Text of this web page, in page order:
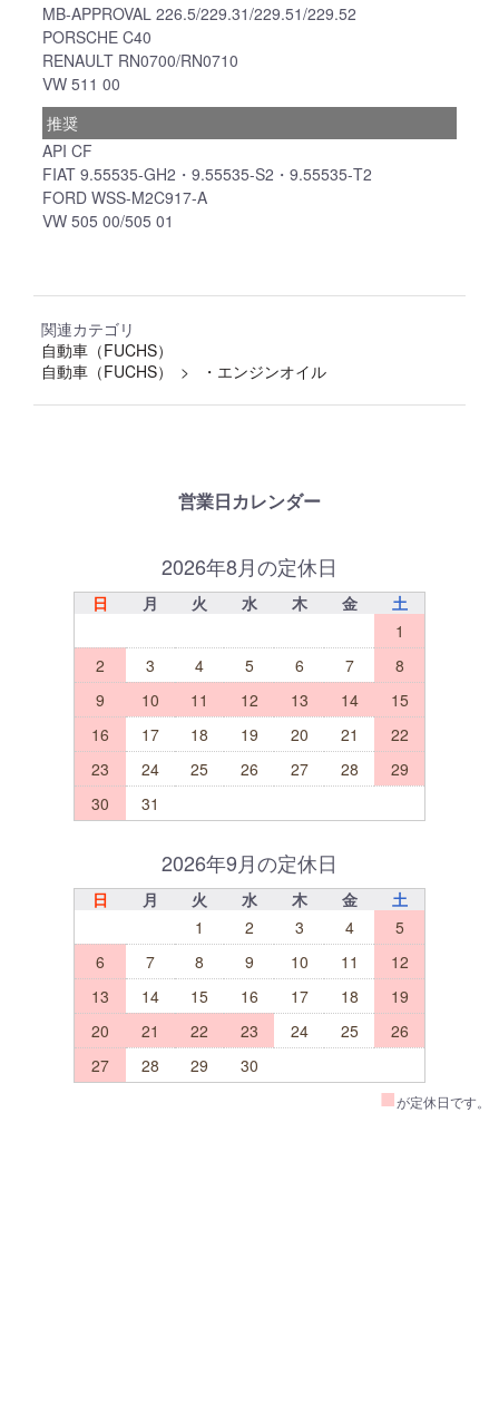
MB-APPROVAL 226.5/229.31/229.51/229.52
PORSCHE C40
RENAULT RN0700/RN0710
VW 511 00
推奨
API CF
FIAT 9.55535-GH2・9.55535-S2・9.55535-T2
FORD WSS-M2C917-A
VW 505 00/505 01
関連カテゴリ
自動車（FUCHS）
自動車（FUCHS）
・エンジンオイル
営業日カレンダー
2026年8月の定休日
日 月 火 水 木 金
土
1
2
3 4 5 6 7
8
9
10 11 12 13 14
15
16
17 18 19 20 21
22
23
24 25 26 27 28
29
30
31
2026年9月の定休日
日 月 火 水 木 金
土
1
2 3 4
5
6
7 8 9 10 11
12
13
14 15 16 17 18
19
20
21 22 23 24 25
26
27
28 29 30
■が定休日です。